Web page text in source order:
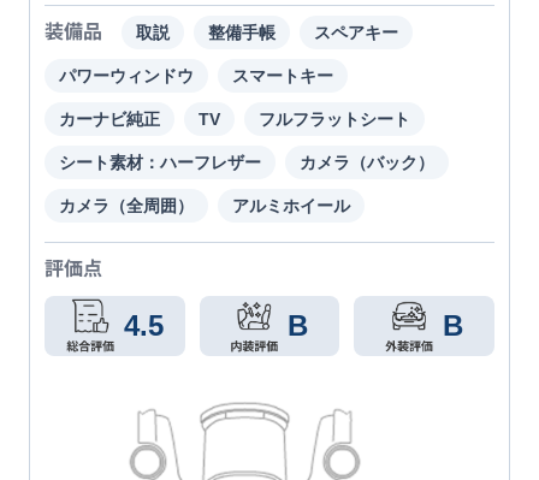
装備品 取説 整備手帳 スペアキー
パワーウィンドウ スマートキー
カーナビ純正 TV フルフラットシート
シート素材：ハーフレザー カメラ（バック）
カメラ（全周囲） アルミホイール
評価点
4.5 B B